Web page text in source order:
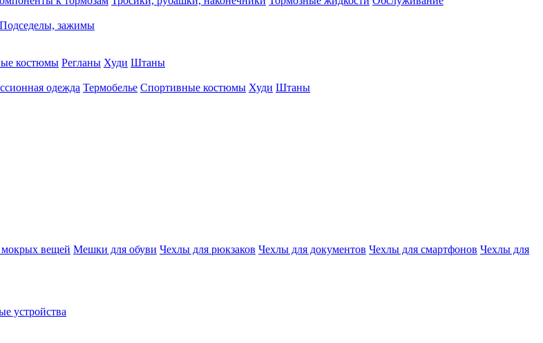
Подседелы, зажимы
костюмы Регланы Худи Штаны
одежда Термобелье Спортивные костюмы Худи Штаны
вещей Мешки для обуви Чехлы для рюкзаков Чехлы для документов Чехлы для смартфонов Чехлы для
устройства